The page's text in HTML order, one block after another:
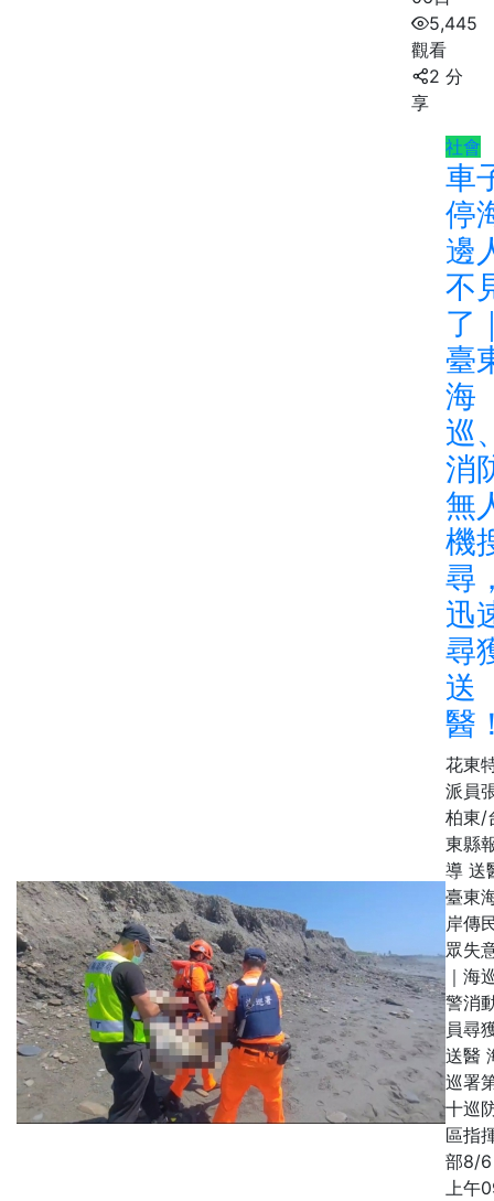
5,445
觀看
2 分
享
社會
車
停
邊
不
了
臺
海
巡
消
無
機
尋
迅
尋
送
醫
花東
派員
柏東/
東縣
導 送
臺東
岸傳
眾失
｜海
警消
員尋
送醫
巡署
十巡
區指
部8/
上午